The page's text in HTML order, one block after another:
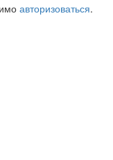
авторизоваться.